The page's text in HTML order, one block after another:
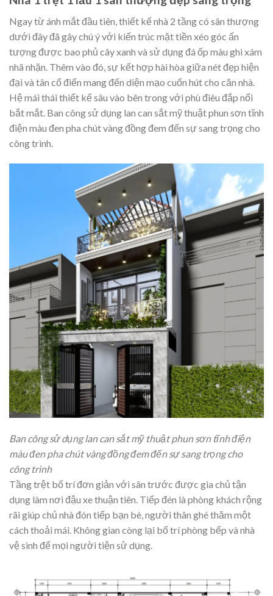
Ngay từ ánh mắt đầu tiên, thiết kế nhà 2 tầng có sân thượng
dưới đây đã gây chú ý với kiến trúc mặt tiền xéo góc ấn
tượng được bao phủ cây xanh và sử dụng đá ốp màu ghi xám
nhã nhặn. Thêm vào đó, sự kết hợp hài hòa giữa nét đẹp hiện
đại và tân cổ điển mang đến diện mạo cuốn hút cho căn nhà.
Hệ mái thái thiết kế sâu vào bên trong với phù điêu đắp nổi
bắt mắt. Ban công sử dụng lan can sắt mỹ thuật phun sơn tĩnh
điện màu đen pha chút vàng đồng đem đến sự sang trọng cho
công trình.
Ban công sử dụng lan can sắt mỹ thuật phun sơn tĩnh điện
màu đen pha chút vàng đồng đem đến sự sang trọng cho
công trình
Tầng trệt bố trí đơn giản với sân trước được gia chủ tận
dụng làm nơi đậu xe thuận tiên. Tiếp đén là phòng khách rộng
rãi giúp chủ nhà đón tiếp bạn bè, người thân ghé thăm một
cách thoải mái. Không gian còng lại bố trí phòng bếp và nhà
vệ sinh để mọi người tiện sử dụng.